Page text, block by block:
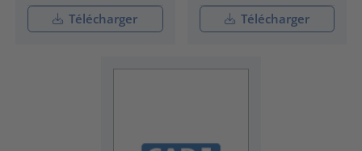
Télécharger Télécharger